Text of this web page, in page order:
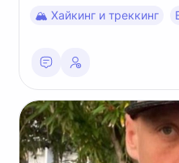
🏔 Хайкинг и треккинг